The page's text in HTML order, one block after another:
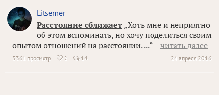
Litsemer
Расстояние сближает „Хоть мне и неприятно
об этом вспоминать, но хочу поделиться своим
опытом отношений на расстоянии. ...“ – читать далее
24 апреля 2016
3361 просмотр  2 14